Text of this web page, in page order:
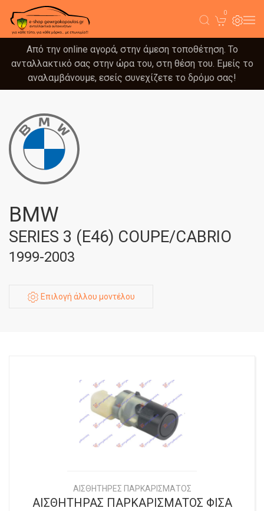
0
Από την online αγορά, στην άμεση τοποθέτηση. Το
ανταλλακτικό σας στην ώρα του, στη θέση του. Εμείς το
αναλαμβάνουμε, εσείς συνεχίζετε το δρόμο σας!
BMW
SERIES 3 (E46) COUPE/CABRIO
1999-2003
Επιλογή άλλου μοντέλου
ΑΙΣΘΗΤΗΡΕΣ ΠΑΡΚΑΡΙΣΜΑΤΟΣ
ΑΙΣΘΗΤΗΡΑΣ ΠΑΡΚΑΡΙΣΜΑΤΟΣ ΦΙΣΑ